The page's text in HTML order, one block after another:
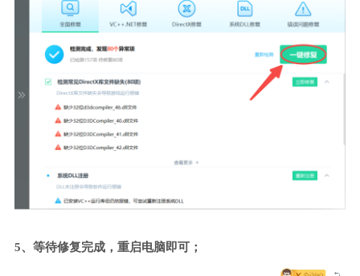
5、等待修复完成，重启电脑即可；